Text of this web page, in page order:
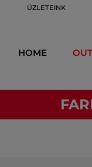
ÜZLETEINK
HOME